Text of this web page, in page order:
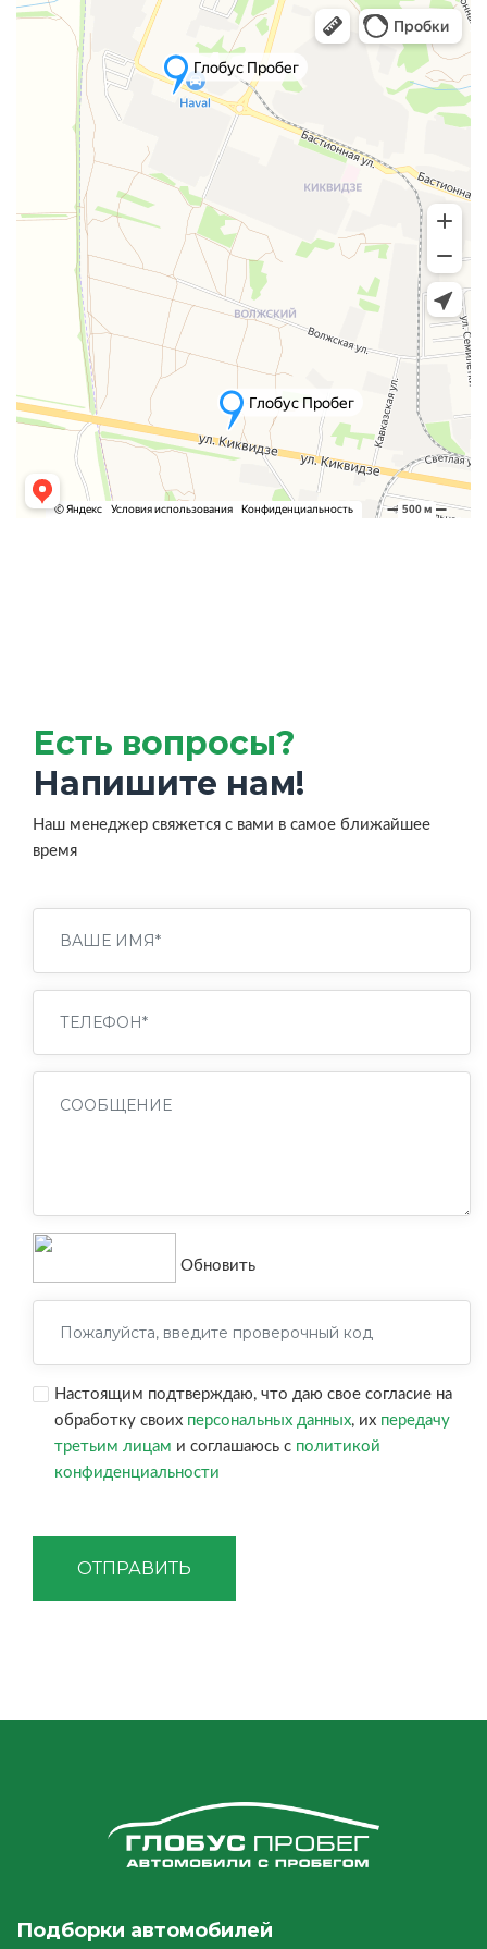
Есть вопросы?
Напишите нам!
Наш менеджер свяжется с вами в самое ближайшее
время
Обновить
Настоящим подтверждаю, что даю свое согласие на
обработку своих персональных данных, их передачу
третьим лицам и соглашаюсь с политикой
конфиденциальности
ОТПРАВИТЬ
Подборки автомобилей